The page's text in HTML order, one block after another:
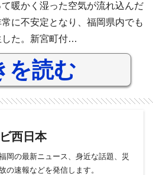
暖かく湿った空気が流れ込んだ
に不安定となり、福岡県内でも
した。新宮町付…
を読む
西日本
岡の最新ニュース、身近な話題、災
の速報などを発信します。